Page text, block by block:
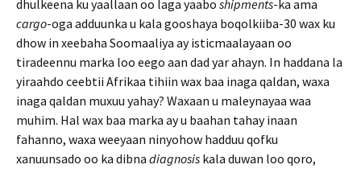
dhulkeena ku yaallaan oo laga yaabo shipments-ka ama
cargo-oga adduunka u kala gooshaya boqolkiiba-30 wax ku
dhow in xeebaha Soomaaliya ay isticmaalayaan oo
tiradeennu marka loo eego aan dad yar ahayn. In haddana la
yiraahdo ceebtii Afrikaa tihiin wax baa inaga qaldan, waxa
inaga qaldan muxuu yahay? Waxaan u maleynayaa waa
muhim. Hal wax baa marka ay u baahan tahay inaan
fahanno, waxa weeyaan ninyohow hadduu qofku
xanuunsado oo ka dibna diagnosis kala duwan loo qoro,